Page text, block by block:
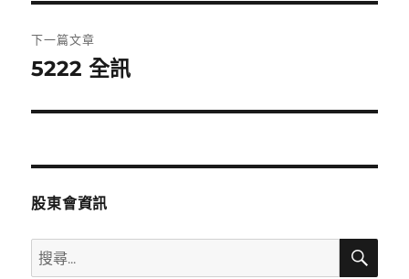
覽
篇
文
章:
下一篇文章
下
篇
章:
5222 全訊
股東會資訊
搜
搜